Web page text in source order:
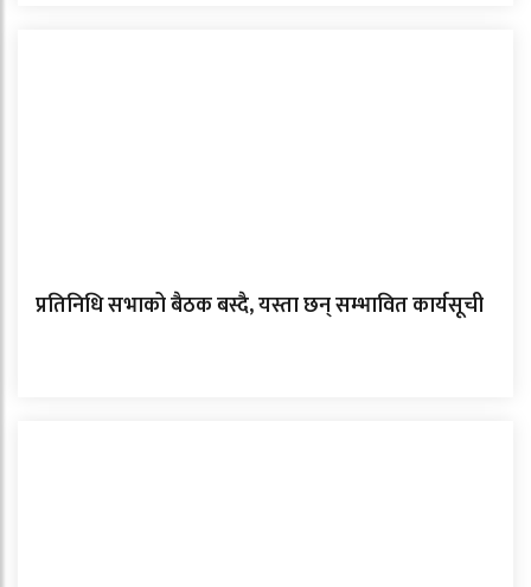
प्रतिनिधि सभाको बैठक बस्दै, यस्ता छन् सम्भावित कार्यसूची